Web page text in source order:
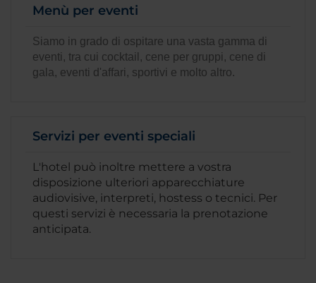
Menù per eventi
Siamo in grado di ospitare una vasta gamma di
eventi, tra cui cocktail, cene per gruppi, cene di
gala, eventi d'affari, sportivi e molto altro.
Servizi per eventi speciali
L'hotel può inoltre mettere a vostra
disposizione ulteriori apparecchiature
audiovisive, interpreti, hostess o tecnici. Per
questi servizi è necessaria la prenotazione
anticipata.